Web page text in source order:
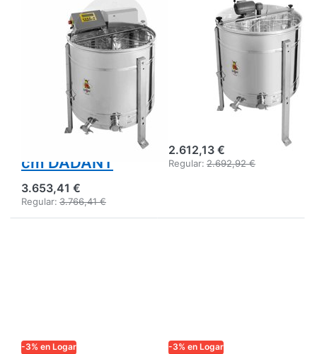
Logar centrífuga
auto‑vuelco de 4
cuadros, tambor
76 cm, motor
180 W,
totalmente
eléctrica,
cm DADANT
3.653,41 €
Regular: 3.766,41 €
Logar extractor
autoinvertible
de 6 marcos,
cuba 76 cm,
motor 110 W,
marcos 24 x 48
2.612,13 €
Regular: 2.692,92 €
-3% en Logar -3% en Logar